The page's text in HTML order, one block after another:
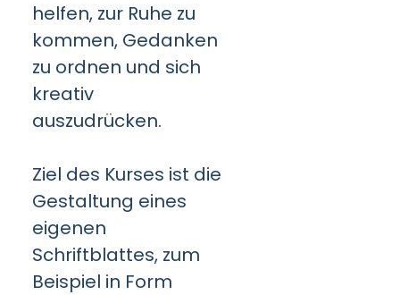
helfen, zur Ruhe zu
kommen, Gedanken
zu ordnen und sich
kreativ
auszudrücken.
Ziel des Kurses ist die
Gestaltung eines
eigenen
Schriftblattes, zum
Beispiel in Form